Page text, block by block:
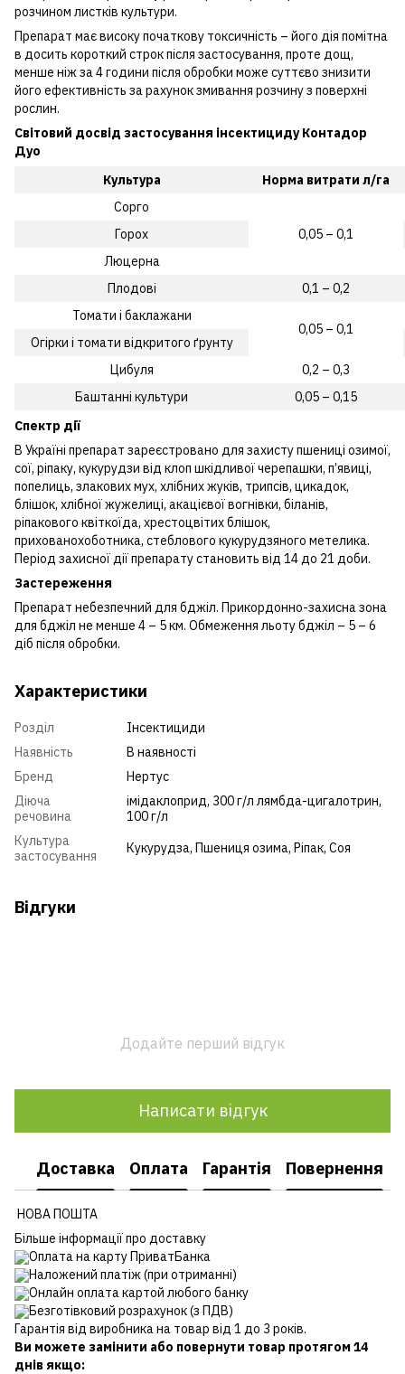
розчином листків культури.
Препарат має високу початкову токсичність – його дія помітна
в досить короткий строк після застосування, проте дощ,
менше ніж за 4 години після обробки може суттєво знизити
його ефективність за рахунок змивання розчину з поверхні
рослин.
Світовий досвід застосування інсектициду Контадор
Дуо
Культура
Норма витрати л/га
Сорго
0,05 – 0,1
Горох
Люцерна
Плодові
0,1 – 0,2
Томати і баклажани
0,05 – 0,1
Огірки і томати відкритого ґрунту
Цибуля
0,2 – 0,3
Баштанні культури
0,05 – 0,15
Спектр дії
В Україні препарат зареєстровано для захисту пшениці озимої,
сої, ріпаку, кукурудзи від клоп шкідливої черепашки, п’явиці,
попелиць, злакових мух, хлібних жуків, трипсів, цикадок,
блішок, хлібної жужелиці, акацієвої вогнівки, біланів,
ріпакового квіткоїда, хрестоцвітих блішок,
прихованохоботника, стеблового кукурудзяного метелика.
Період захисної дії препарату становить від 14 до 21 доби.
Застереження
Препарат небезпечний для бджіл. Прикордонно-захисна зона
для бджіл не менше 4 – 5 км. Обмеження льоту бджіл – 5 – 6
діб після обробки.
Характеристики
Розділ
Інсектициди
Наявність
В наявності
Бренд
Нертус
Діюча
речовина
імідаклоприд, 300 г/л лямбда-цигалотрин,
100 г/л
Культура
застосування
Кукурудза, Пшениця озима, Ріпак, Соя
Відгуки
Додайте перший відгук
Написати відгук
Доставка Оплата Гарантія Повернення
НОВА ПОШТА
Більше інформації про доставку
Оплата на карту ПриватБанка
Наложений платіж (при отриманні)
Онлайн оплата картой любого банку
Безготівковий розрахунок (з ПДВ)
Гарантія від виробника на товар від 1 до 3 років.
Ви можете замінити або повернути товар протягом 14
днів якщо: